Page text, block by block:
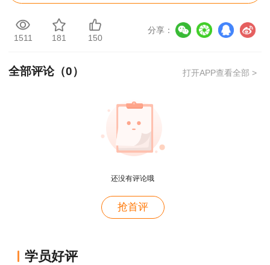
基础数据比对信息，无论什么时候，经核查发现不
予以处置追责，一律取消相应职业资格，据此获得
记入当事人专业技术档案和有关诚信档案。
二、人工核查对象
2022年度监理工程师职业资格考试全部科目
成绩合格且存在以下情况的(具体人员名单见附
1.在线服务平台无法核查或核查不通过的;
2.符合免试部分科目报考条件的;
1511 181 150
分享：
全部评论（0） 打开APP查看全部 >
还没有评论哦
抢首评
学员好评
用户xi****28